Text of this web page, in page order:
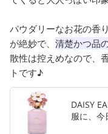
パウダリーなお花の香
が絶妙で、 清楚かつ品
散性は控えめなので、
トです♪
DAISY
服に、今